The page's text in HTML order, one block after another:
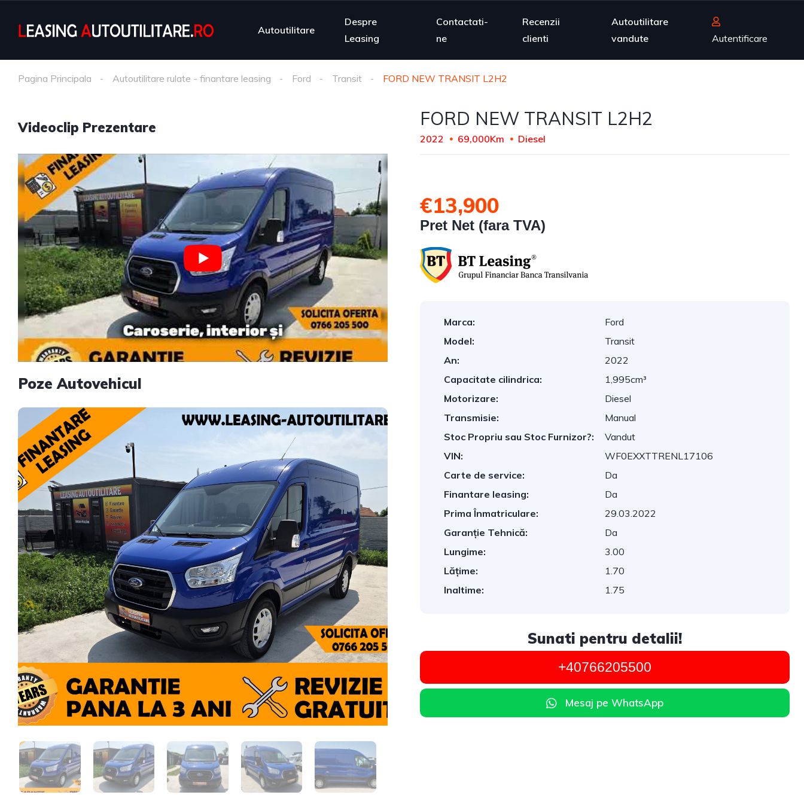
Autoutilitare
Despre
Leasing
Contactati-
ne
Recenzii
clienti
Autoutilitare
vandute
Autentificare
Pagina Principala Autoutilitare rulate - finantare leasing Ford Transit FORD NEW TRANSIT L2H2
Videoclip Prezentare
Poze Autovehicul
FORD NEW TRANSIT L2H2
2022 69,000Km Diesel
€13,900
Pret Net (fara TVA)
Marca:
Ford
Model:
Transit
An:
2022
Capacitate cilindrica:
1,995cm³
Motorizare:
Diesel
Transmisie:
Manual
Stoc Propriu sau Stoc Furnizor?:
Vandut
VIN:
WF0EXXTTRENL17106
Carte de service:
Da
Finantare leasing:
Da
Prima Înmatriculare:
29.03.2022
Garanție Tehnică:
Da
Lungime:
3.00
Lățime:
1.70
Inaltime:
1.75
Sunati pentru detalii!
+40766205500
Mesaj pe WhatsApp